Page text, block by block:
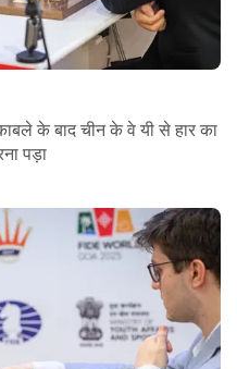
के बाद चीन के वे यी से हार का
पड़ा